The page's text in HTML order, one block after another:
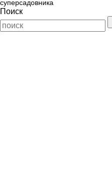
суперсадовника
Поиск